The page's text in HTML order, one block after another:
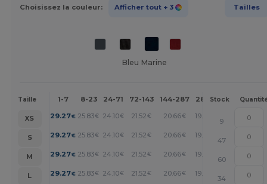
Choisissez la couleur: Afficher tout + 3 Tailles
Bleu Marine
Taille 1-7 8-23 24-71 72-143 144-287 288 + Plus
Stock
XS 29.27€ 25.83€ 24.10€ 21.52 € 20.66€ 19.80
9
S
29.27€ 25.83€ 24.10€ 21.52 € 20.66€ 19.80
47
M
29.27€ 25.83€ 24.10€ 21.52 € 20.66€ 19.80
60
L
29.27€ 25.83€ 24.10€ 21.52 € 20.66€ 19.80
34